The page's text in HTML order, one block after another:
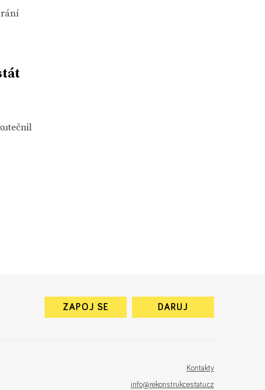
ZAPOJ SE DARUJ
Kontakty
info@rekonstrukcestatu.cz